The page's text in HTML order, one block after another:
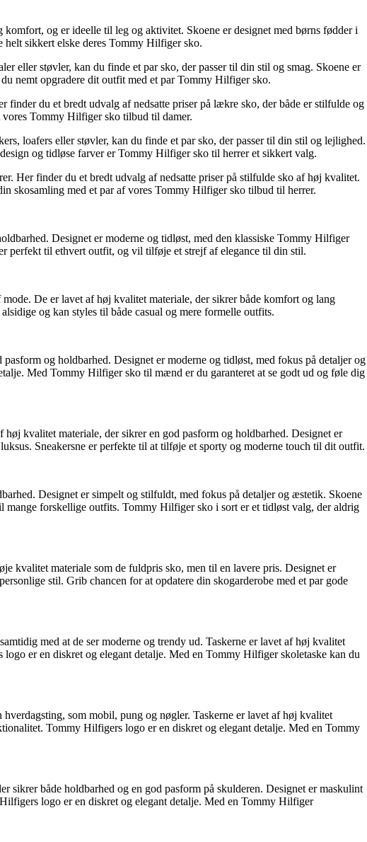
og er ideelle til leg og aktivitet. Skoene er designet med børns fødder i
helt sikkert elske deres Tommy Hilfiger sko.
eller støvler, kan du finde et par sko, der passer til din stil og smag. Skoene er
nemt opgradere dit outfit med et par Tommy Hilfiger sko.
du et bredt udvalg af nedsatte priser på lækre sko, der både er stilfulde og
Tommy Hilfiger sko tilbud til damer.
loafers eller støvler, kan du finde et par sko, der passer til din stil og lejlighed.
og tidløse farver er Tommy Hilfiger sko til herrer et sikkert valg.
Her finder du et bredt udvalg af nedsatte priser på stilfulde sko af høj kvalitet.
skosamling med et par af vores Tommy Hilfiger sko tilbud til herrer.
Designet er moderne og tidløst, med den klassiske Tommy Hilfiger
perfekt til ethvert outfit, og vil tilføje et strejf af elegance til din stil.
De er lavet af høj kvalitet materiale, der sikrer både komfort og lang
og kan styles til både casual og mere formelle outfits.
og holdbarhed. Designet er moderne og tidløst, med fokus på detaljer og
Med Tommy Hilfiger sko til mænd er du garanteret at se godt ud og føle dig
kvalitet materiale, der sikrer en god pasform og holdbarhed. Designet er
Sneakersne er perfekte til at tilføje et sporty og moderne touch til dit outfit.
Designet er simpelt og stilfuldt, med fokus på detaljer og æstetik. Skoene
forskellige outfits. Tommy Hilfiger sko i sort er et tidløst valg, der aldrig
kvalitet materiale som de fuldpris sko, men til en lavere pris. Designet er
stil. Grib chancen for at opdatere din skogarderobe med et par gode
med at de ser moderne og trendy ud. Taskerne er lavet af høj kvalitet
er en diskret og elegant detalje. Med en Tommy Hilfiger skoletaske kan du
som mobil, pung og nøgler. Taskerne er lavet af høj kvalitet
Tommy Hilfigers logo er en diskret og elegant detalje. Med en Tommy
både holdbarhed og en god pasform på skulderen. Designet er maskulint
logo er en diskret og elegant detalje. Med en Tommy Hilfiger